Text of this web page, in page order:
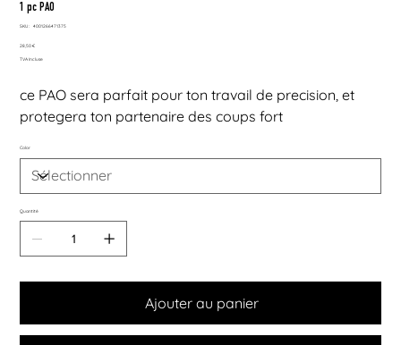
1 pc PAO
SKU :
SKU
4001266471375
Prix
28,50 €
TVA Incluse
ce PAO sera parfait pour ton travail de precision, et
protegera ton partenaire des coups fort
Color
Quantité
Ajouter au panier